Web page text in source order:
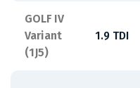
GOLF IV
Variant
(1J5)
1.9 TDI